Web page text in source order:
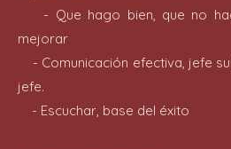
- Que hago bien, que no
mejorar
- Comunicación efectiva, jefe
jefe.
- Escuchar, base del éxito